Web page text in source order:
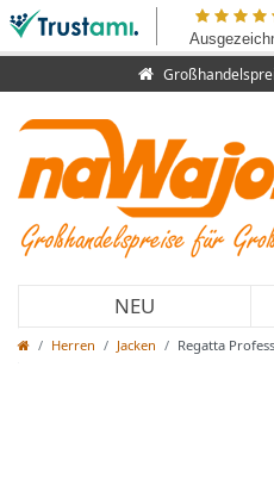
NEU
Herren Jacken Regatta